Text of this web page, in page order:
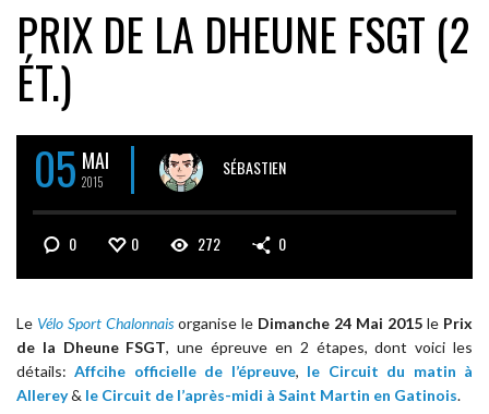
PRIX DE LA DHEUNE FSGT (2
ÉT.)
05 MAI
2015
SÉBASTIEN
0 0 272 0
Le Vélo Sport Chalonnais organise le Dimanche 24 Mai 2015 le Prix
de la Dheune FSGT, une épreuve en 2 étapes, dont voici les
détails:Affcihe officielle de l’épreuve, le Circuit du matin à
Allerey& le Circuit de l’après-midi à Saint Martin en Gatinois.